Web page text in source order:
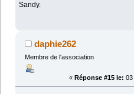
Sandy.
daphie262
Membre de l'association
« Réponse #15 le: 03